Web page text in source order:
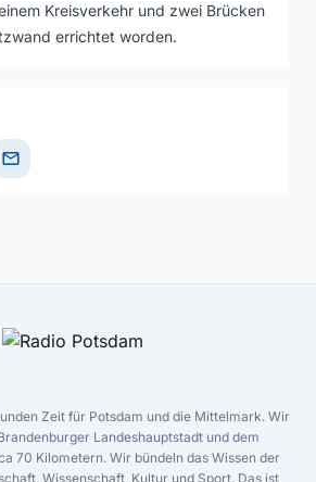
Kreisverkehr und zwei Brücken
errichtet worden.
mail
Zeit für Potsdam und die Mittelmark. Wir
Landeshauptstadt und dem
70 Kilometern. Wir bündeln das Wissen der
Wissenschaft, Kultur und Sport. Das ist